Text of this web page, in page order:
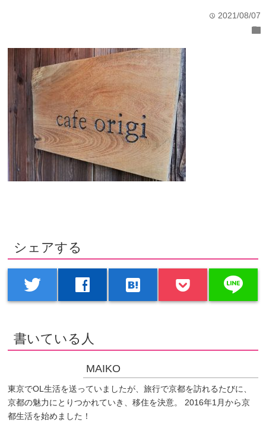
time 2021/08/07
folder
シェアする
twitter facebook hatenabookmark line
書いている人
MAIKO
東京でOL生活を送っていましたが、旅行で京都を訪れるたびに、
京都の魅力にとりつかれていき、移住を決意。 2016年1月から京
都生活を始めました！